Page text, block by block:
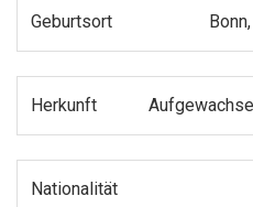
Geburtsort
Herkunft
Nationalität